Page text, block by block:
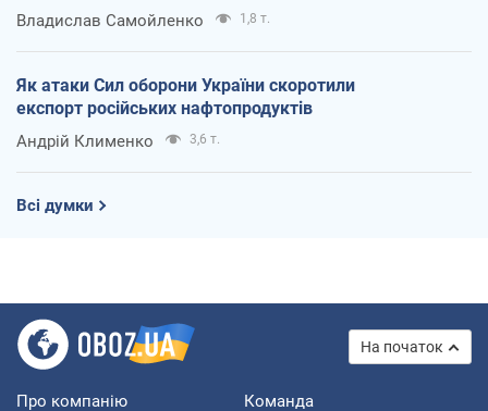
Владислав Самойленко 1,8 т.
Як атаки Сил оборони України скоротили
експорт російських нафтопродуктів
Андрій Клименко 3,6 т.
Всі думки
На початок
Про компанію Команда